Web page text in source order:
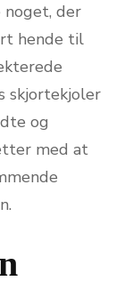
noget, der
hende til
skjortekjoler
og
med at